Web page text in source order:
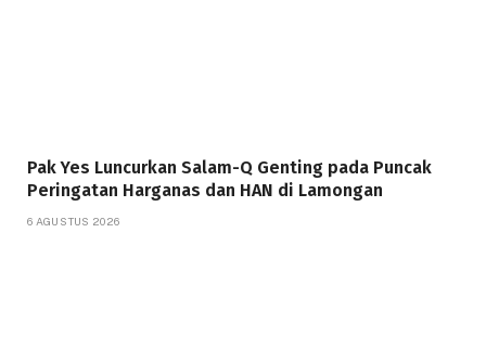
Pak Yes Luncurkan Salam-Q Genting pada Puncak
Peringatan Harganas dan HAN di Lamongan
6 AGUSTUS 2026